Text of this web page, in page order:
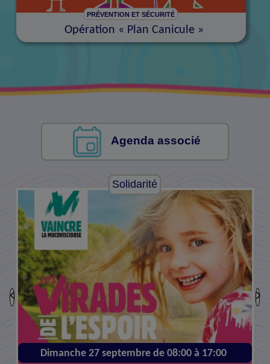
PRÉVENTION ET SÉCURITÉ
Opération « Plan Canicule »
Agenda associé
Solidarité
Dimanche 27 septembre de 08:00 à 17:00